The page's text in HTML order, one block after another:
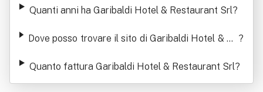
Quanti anni ha Garibaldi Hotel & Restaurant Srl?
Dove posso trovare il sito di Garibaldi Hotel & Re ?
Quanto fattura Garibaldi Hotel & Restaurant Srl?